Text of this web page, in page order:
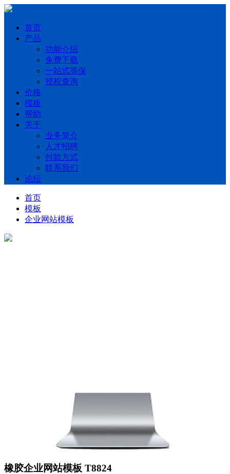
首页
产品
功能介绍
免费下载
一站式等保
授权查询
价格
模板
帮助
关于
业务简介
人才招聘
付款方式
联系我们
论坛
首页
模板
企业网站模板
橡胶企业网站模板 T8824